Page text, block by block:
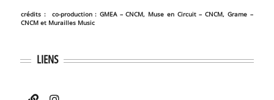
crédits : co-production : GMEA – CNCM, Muse en Circuit – CNCM, Grame –
CNCM et Murailles Music
LIENS